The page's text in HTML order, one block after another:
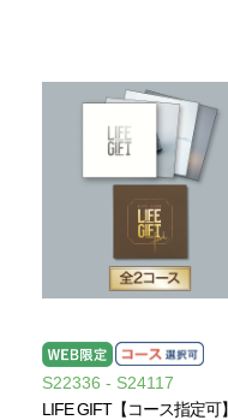
S22336 - S24117
LIFE GIFT【コース指定可】